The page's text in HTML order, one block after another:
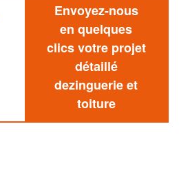
Envoyez-nous
en quelques
clics votre projet
détaillé
dezinguerie et
toiture